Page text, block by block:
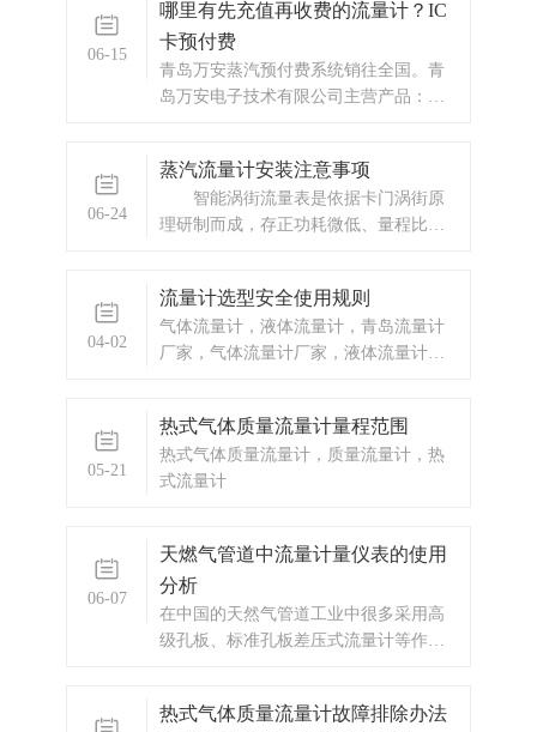
压管、管接头等所组成，除带截止阀的
形式结构较为复杂外，一般结构都比较
简单，总共才10多个部件。
06-15
哪里有先充值再收费的流量计？IC
卡预付费
青岛万安蒸汽预付费系统销往全国。青
岛万安电子技术有限公司主营产品：涡
预付费系统，显示仪表，热量表，差压
式仪表，分析仪器，水质监测设备，压
力仪表等，以及承接电气自动化项目。
06-24
蒸汽流量计安装注意事项
智能涡街流量表是依据卡门涡街原
理研制而成，存正功耗微低、量程比
中，应留意以下事项： 1.安装的时
候不能带着仪表焊接法兰。 2
04-02
流量计选型安全使用规则
气体流量计，液体流量计，青岛流量计
厂家，气体流量计厂家，液体流量计厂
05-21
热式气体质量流量计量程范围
热式气体质量流量计，质量流量计，热
式流量计
06-07
天燃气管道中流量计量仪表的使用
分析
在中国的天然气管道工业中很多采用高
级孔板、标准孔板差压式流量计等作为
流量计行业的迅速发展，天然气管道的
热式气体质量流量计故障排除办法